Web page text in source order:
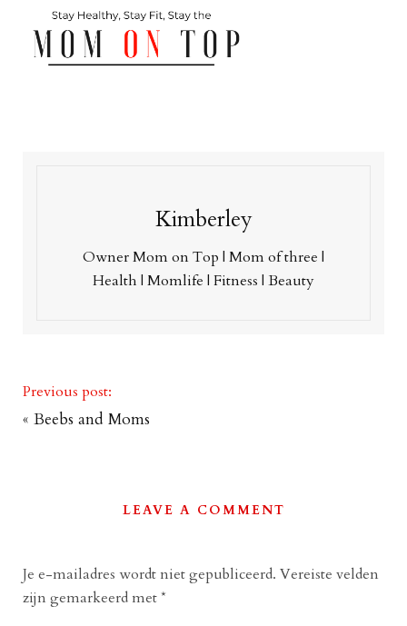
Kimberley
Owner Mom on Top | Mom of three |
Health | Momlife | Fitness | Beauty
Previous post:
« Beebs and Moms
LEAVE A COMMENT
Je e-mailadres wordt niet gepubliceerd. Vereiste velden
zijn gemarkeerd met*